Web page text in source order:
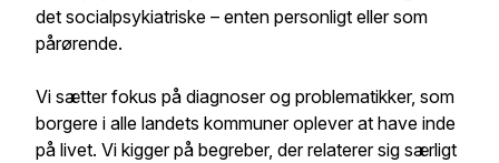
det socialpsykiatriske – enten personligt eller som
pårørende.
Vi sætter fokus på diagnoser og problematikker, som
borgere i alle landets kommuner oplever at have inde
på livet. Vi kigger på begreber, der relaterer sig særligt